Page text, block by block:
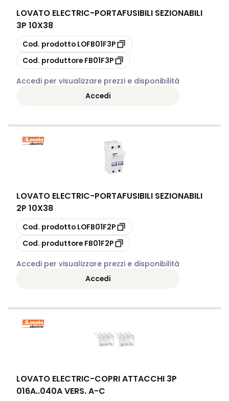
LOVATO ELECTRIC-PORTAFUSIBILI SEZIONABILI
3P 10X38
copia
Cod. prodotto LOFB01F3P
copia
Cod. produttore FB01F3P
Accedi per visualizzare prezzi e disponibilità
Accedi
LOVATO ELECTRIC-PORTAFUSIBILI SEZIONABILI
2P 10X38
copia
Cod. prodotto LOFB01F2P
copia
Cod. produttore FB01F2P
Accedi per visualizzare prezzi e disponibilità
Accedi
LOVATO ELECTRIC-COPRI ATTACCHI 3P
016A..040A VERS. A-C